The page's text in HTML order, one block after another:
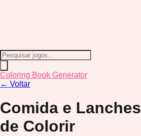
Coloring Book Generator
← Voltar
Comida e Lanches
de Colorir